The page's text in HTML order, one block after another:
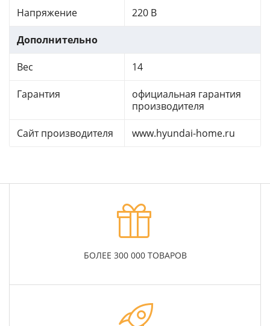
Напряжение 220 В
Дополнительно
Вес 14
Гарантия
официальная гарантия
производителя
Сайт производителя www.hyundai-home.ru
БОЛЕЕ 300 000 ТОВАРОВ